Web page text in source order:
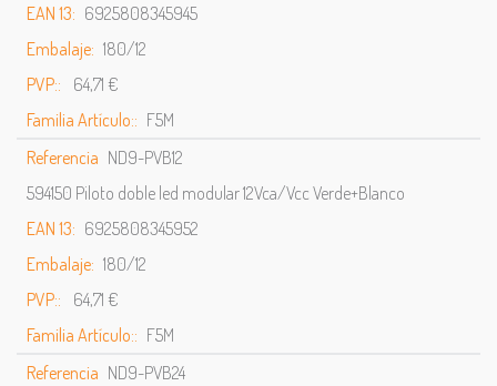
EAN 13: 6925808345945
Embalaje: 180/12
PVP::
64,71 €
Familia Artículo:: F5M
Referencia ND9-PVB12
594150 Piloto doble led modular 12Vca/Vcc Verde+Blanco
EAN 13: 6925808345952
Embalaje: 180/12
PVP::
64,71 €
Familia Artículo:: F5M
Referencia ND9-PVB24